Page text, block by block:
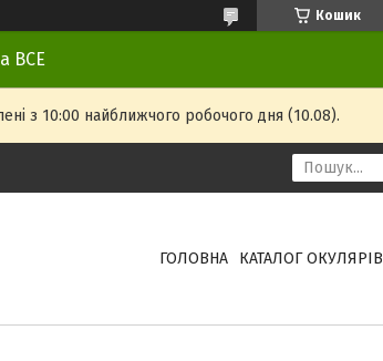
Кошик
ВСЕ
з 10:00 найближчого робочого дня (10.08).
ГОЛОВНА КАТАЛОГ ОКУЛЯРІВ